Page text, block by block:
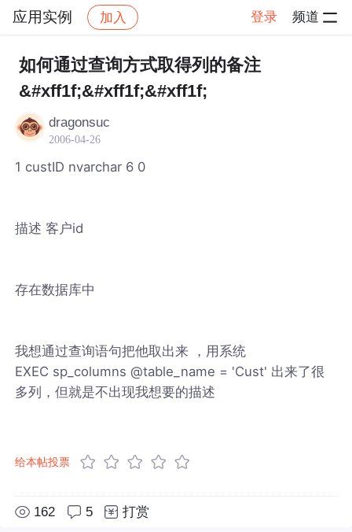
应用实例 加入 登录 频道
社区 应用实例 帖子详情
如何通过查询方式取得列的备注
&#xff1f;&#xff1f;&#xff1f;
dragonsuc
2006-04-26
1 custID nvarchar 6 0
描述 客户id
存在数据库中
我想通过查询语句把他取出来 ，用系统
EXEC sp_columns @table_name = 'Cust' 出来了很
多列，但就是不出现我想要的描述
给本帖投票
162 5 打赏